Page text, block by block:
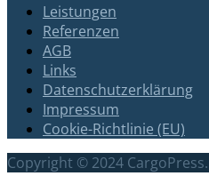
Leistungen
Referenzen
AGB
Links
Datenschutzerklärung
Impressum
Cookie-Richtlinie (EU)
Copyright © 2024